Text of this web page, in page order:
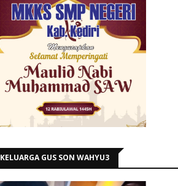
KELUARGA GUS SON WAHYU3